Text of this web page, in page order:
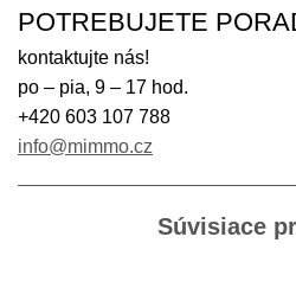
POTREBUJETE
kontaktujte nás!
po – pia, 9 – 17 hod.
+420 603 107 788
info@mimmo.cz
Súvisiace